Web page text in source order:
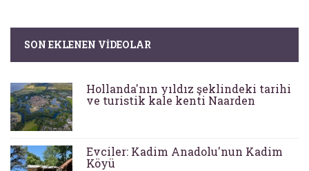
SON EKLENEN VIDEOLAR
Hollanda'nın yıldız şeklindeki tarihi
ve turistik kale kenti Naarden
Evciler: Kadim Anadolu'nun Kadim
Köyü